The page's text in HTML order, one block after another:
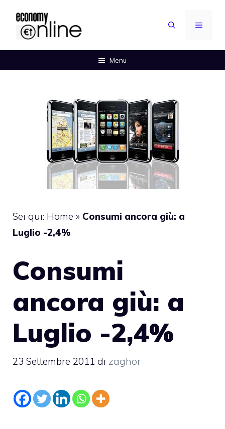
contenuto
MENU
Menu
Sei qui: Home » Consumi ancora giù: a
Luglio -2,4%
Consumi
ancora giù: a
Luglio -2,4%
23 Settembre 2011 di zaghor